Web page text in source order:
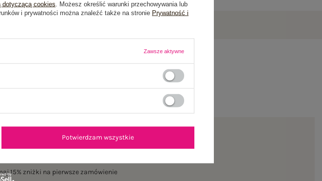
15% zniżki na pierwsze zamówienie
dotyczącą cookies . Możesz określić warunki przechowywania lub
i prywatności można znaleźć także na stronie Prywatność i
Zawsze aktywne
Potwierdzam wszystkie